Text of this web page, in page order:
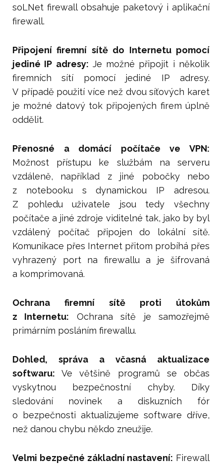
soLNet firewall obsahuje paketový i aplikační
firewall.
Připojení firemní sítě do Internetu pomocí
jediné IP adresy: Je možné připojit i několik
firemních sítí pomocí jediné IP adresy.
V případě použití více než dvou síťových karet
je možné datový tok připojených firem úplně
oddělit.
Přenosné a domácí počítače ve VPN:
Možnost přístupu ke službám na serveru
vzdáleně, například z jiné pobočky nebo
z notebooku s dynamickou IP adresou.
Z pohledu uživatele jsou tedy všechny
počítače a jiné zdroje viditelné tak, jako by byl
vzdálený počítač připojen do lokální sítě.
Komunikace přes Internet přitom probíhá přes
vyhrazený port na firewallu a je šifrovaná
a komprimovaná.
Ochrana firemní sítě proti útokům
z Internetu: Ochrana sítě je samozřejmě
primárním posláním firewallu.
Dohled, správa a včasná aktualizace
softwaru: Ve většině programů se občas
vyskytnou bezpečnostní chyby. Díky
sledování novinek a diskuzních fór
o bezpečnosti aktualizujeme software dříve,
než danou chybu někdo zneužije.
Velmi bezpečné základní nastavení: Firewall